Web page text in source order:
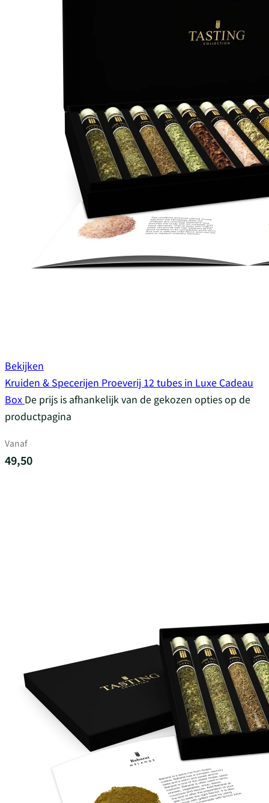
Bekijken
Kruiden & Specerijen Proeverij 12 tubes in Luxe Cadeau
Box De prijs is afhankelijk van de gekozen opties op de
productpagina
Vanaf
49,50